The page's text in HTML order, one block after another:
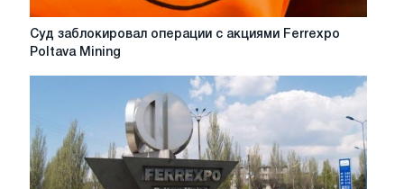
Суд
заблокировал
Ferrexpo
Poltava
Mining
Суд заблокировал операции с акциями Ferrexpo
Poltava Mining